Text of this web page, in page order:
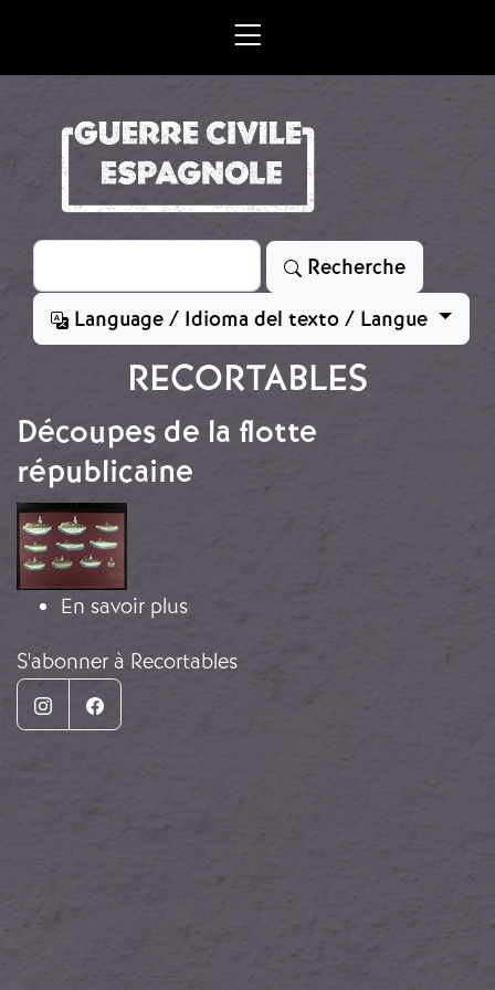
Rechercher
Recherche
Language / Idioma del texto / Langue
RECORTABLES
Découpes de la flotte
républicaine
Image
En savoir plussur Découpes de la flotte
S'abonner à Recortables
InstagramFacebook